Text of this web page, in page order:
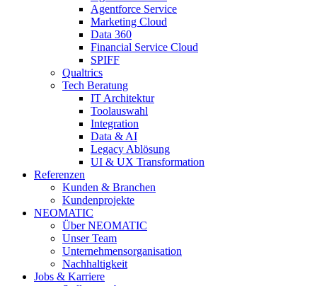
Agentforce Service
Marketing Cloud
Data 360
Financial Service Cloud
SPIFF
Qualtrics
Tech Beratung
IT Architektur
Toolauswahl
Integration
Data & AI
Legacy Ablösung
UI & UX Transformation
Referenzen
Kunden & Branchen
Kundenprojekte
NEOMATIC
Über NEOMATIC
Unser Team
Unternehmensorganisation
Nachhaltigkeit
Jobs & Karriere